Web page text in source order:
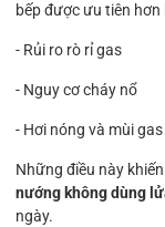
bếp được ưu tiên hơn
- Rủi ro rò rỉ gas
- Nguy cơ cháy nổ
- Hơi nóng và mùi
Những điều này
nướng không dùng
ngày.